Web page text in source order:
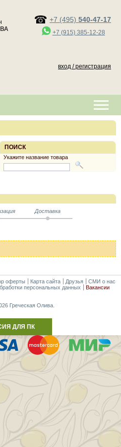
+7 (495) 540-47-17
+7 (915) 385-12-28
вход / регистрация
Доставка
ПОИСК
Укажите название товара
оферты Карта сайта Друзья
СМИ о нас
персональных данных Вакансии
Греческая Олива.
ДЛЯ ПК